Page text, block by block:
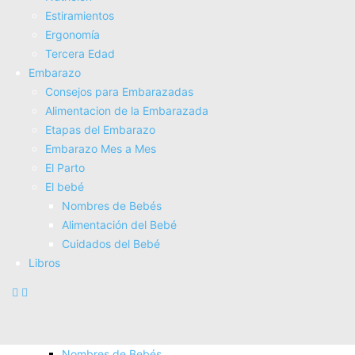
Estiramientos
Ergonomí­a
Tercera Edad
Embarazo
Consejos para Embarazadas
Alimentacion de la Embarazada
Etapas del Embarazo
Embarazo Mes a Mes
El Parto
El bebé
Nombres de Bebés
Alimentación del Bebé
Cuidados del Bebé
Libros
Electroterapia
Tratamientos
Masajes
SUPERALIMENTOS
Salud
Consejos sobre salud
Actividad Fí­sica
Nutrición
Estiramientos
Ergonomí­a
Tercera Edad
Embarazo
Consejos para Embarazadas
Alimentacion de la Embarazada